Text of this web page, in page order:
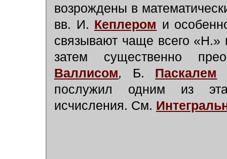
возрождены в
вв. И. Кеплером и
связывают чаще всего
затем существенно
Валлисом, Б. Паскалем
послужил одним из
исчисления. См.